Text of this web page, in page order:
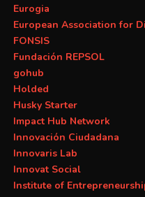
Eurogia
European Association for
FONSIS
Fundación REPSOL
gohub
Holded
Husky Starter
Impact Hub Network
Innovación Ciudadana
Innovaris Lab
Innovat Social
Institute of